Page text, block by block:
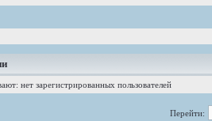
нет зарегистрированных пользователей
Перейти: